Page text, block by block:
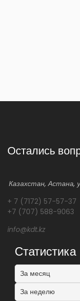
Остались
Казахстан, Астана,
+ 7 (7172) 57-57-37
+7 (707) 588-9063
info@kdt.kz
Статистика
За месяц
За неделю